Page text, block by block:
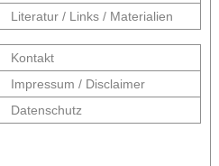
Literatur / Links / Materialien
Kontakt
Impressum / Disclaimer
Datenschutz